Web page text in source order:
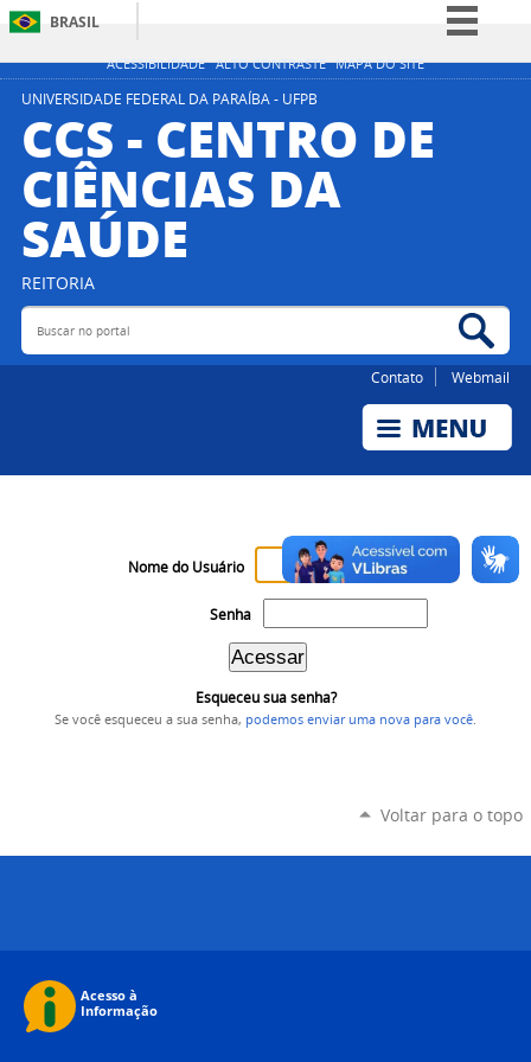
ACESSIBILIDADE ALTO CONTRASTE MAPA DO SITE
BRASIL
Simplifique!
Participe
Acesso à informação
Legislação
UNIVERSIDADE FEDERAL DA PARAÍBA - UFPB
CCS - CENTRO DE
CIÊNCIAS DA
SAÚDE
REITORIA
Buscar no portal
Contato Webmail
Nome do Usuário
Senha
Esqueceu sua senha?
Se você esqueceu a sua senha, podemos enviar uma nova para você
Voltar para o topo